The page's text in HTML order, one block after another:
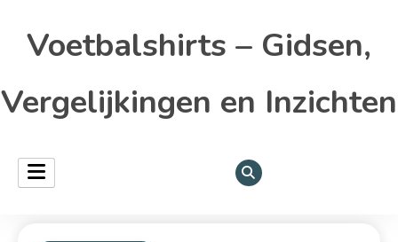
Voetbalshirts – Gidsen,
Vergelijkingen en Inzichten